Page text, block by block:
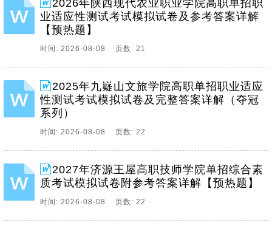
2026年陕西现代农业职业学院高职单招职
业适应性测试考试模拟试卷及参考答案详解
【预热题】
时间: 2026-08-08 页数: 21
2025年九嶷山文旅学院高职单招职业适应
性测试考试模拟试卷及完整答案详解（夺冠
系列）
时间: 2026-08-08 页数: 22
2027年济源王屋高职技师学院单招综合素
质考试模拟试卷附参考答案详解【预热题】
时间: 2026-08-08 页数: 22